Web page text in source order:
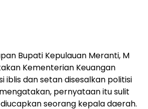
Bupati Kepulauan Meranti, M
Kementerian Keuangan
iblis dan setan disesalkan politisi
mengatakan, pernyataan itu sulit
seorang kepala daerah.